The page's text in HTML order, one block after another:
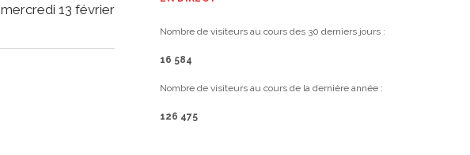
mercredi 13 février
Nombre de visiteurs au cours des 30 derniers jours :
16 584
Nombre de visiteurs au cours de la dernière année :
126 475